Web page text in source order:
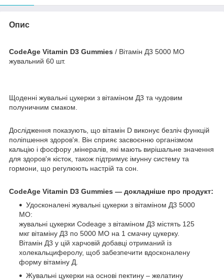
Опис
CodeAge Vitamin D3 Gummies / Вітамін Д3 5000 МО
жувальний 60 шт.
Щоденні жувальні цукерки з вітаміном Д3 та чудовим
полуничним смаком.
Дослідження показують, що вітамін D виконує безліч функцій
поліпшення здоров'я. Він сприяє засвоєнню організмом
кальцію і фосфору ‚мінералів, які мають вирішальне значення
для здоров'я кісток, також підтримує імунну систему та
гормони, що регулюють настрій та сон.
CodeAge Vitamin D3 Gummies — докладніше про продукт:
Удосконалені жувальні цукерки з вітаміном Д3 5000
МО:
жувальні цукерки Codeage з вітаміном Д3 містять 125
мкг вітаміну Д3 по 5000 МО на 1 смачну цукерку.
Вітамін Д3 у цій харчовій добавці отриманий із
холекальциферолу, щоб забезпечити вдосконалену
форму вітаміну Д.
Жувальні цукерки на основі пектину – желатину